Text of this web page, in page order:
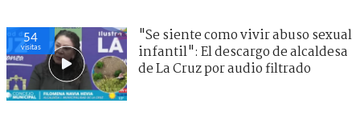
54
visitas
"Se siente como vivir abuso sexual
infantil": El descargo de alcaldesa
de La Cruz por audio filtrado